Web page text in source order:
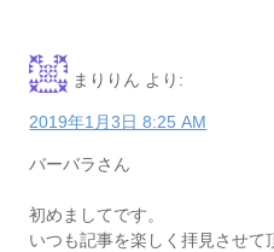
まりりん より:
2019年1月3日 8:25 AM
バーバラさん
初めましてです。
いつも記事を楽しく拝見させて